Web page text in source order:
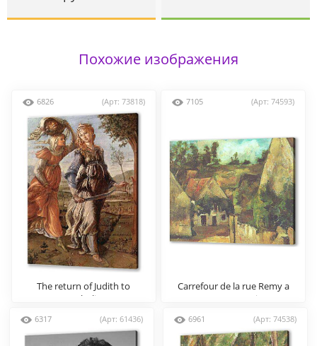
Похожие изображения
6826 (Арт: 73818)
The return of Judith to
Bethulia
7105 (Арт: 74593)
Carrefour de la rue Remy a
Auvers-sur-Oise
6317 (Арт: 61436) 6961 (Арт: 74538)